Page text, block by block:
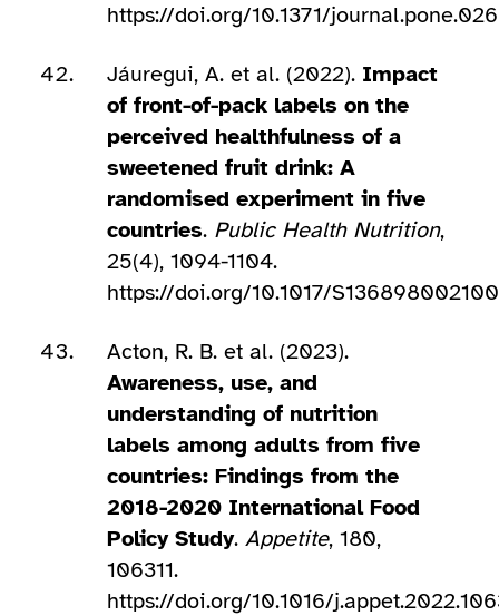
https://doi.org/10.1371/
Jáuregui, A. et al. (2022). Impact
of front-of-pack labels on the
perceived healthfulness of a
sweetened fruit drink: A
randomised experiment in five
countries. Public Health Nutrition,
25(4), 1094-1104.
https://doi.org/10.1017/
Acton, R. B. et al. (2023).
Awareness, use, and
understanding of nutrition
labels among adults from five
countries: Findings from the
2018-2020 International Food
Policy Study. Appetite, 180,
106311.
https://doi.org/10.1016/